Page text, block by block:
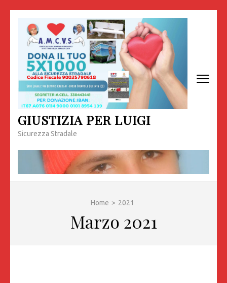
contenuto
(premi
invio)
GIUSTIZIA PER LUIGI
Sicurezza Stradale
Home > 2021
Marzo 2021